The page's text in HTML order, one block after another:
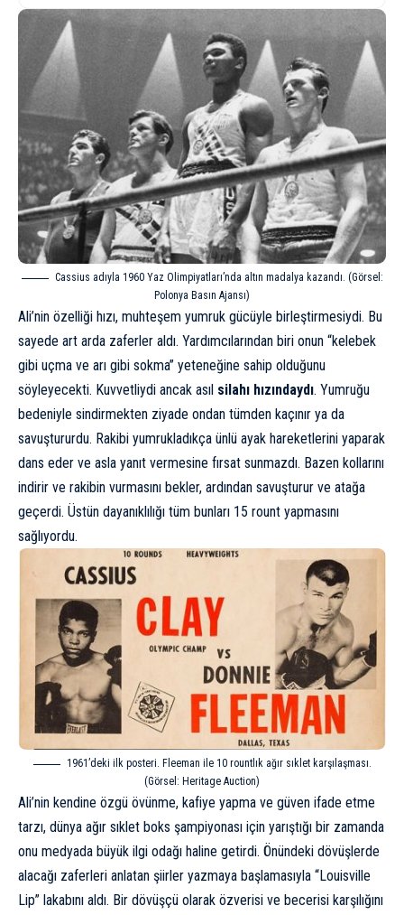
Cassius adıyla 1960 Yaz Olimpiyatları’nda altın madalya kazandı. (Görsel:
Polonya Basın Ajansı)
Ali’nin özelliği hızı, muhteşem yumruk gücüyle birleştirmesiydi. Bu
sayede art arda zaferler aldı. Yardımcılarından biri onun “kelebek
gibi uçma ve arı gibi sokma” yeteneğine sahip olduğunu
söyleyecekti. Kuvvetliydi ancak asıl silahı hızındaydı. Yumruğu
bedeniyle sindirmekten ziyade ondan tümden kaçınır ya da
savuştururdu. Rakibi yumrukladıkça ünlü ayak hareketlerini yaparak
dans eder ve asla yanıt vermesine fırsat sunmazdı. Bazen kollarını
indirir ve rakibin vurmasını bekler, ardından savuşturur ve atağa
geçerdi. Üstün dayanıklılığı tüm bunları 15 rount yapmasını
sağlıyordu.
1961’deki ilk posteri. Fleeman ile 10 rountlık ağır sıklet karşılaşması.
(Görsel: Heritage Auction)
Ali’nin kendine özgü övünme, kafiye yapma ve güven ifade etme
tarzı, dünya ağır sıklet boks şampiyonası için yarıştığı bir zamanda
onu medyada büyük ilgi odağı haline getirdi. Önündeki dövüşlerde
alacağı zaferleri anlatan şiirler yazmaya başlamasıyla “Louisville
Lip” lakabını aldı. Bir dövüşçü olarak özverisi ve becerisi karşılığını